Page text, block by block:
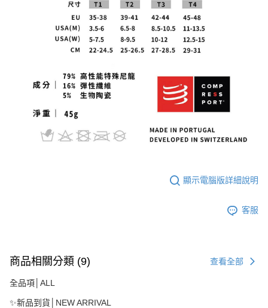
顯示電腦版詳細說明
客服
商品相關分類 (9) 查看全部
全品項│ALL
✨新品到貨│NEW ARRIVAL